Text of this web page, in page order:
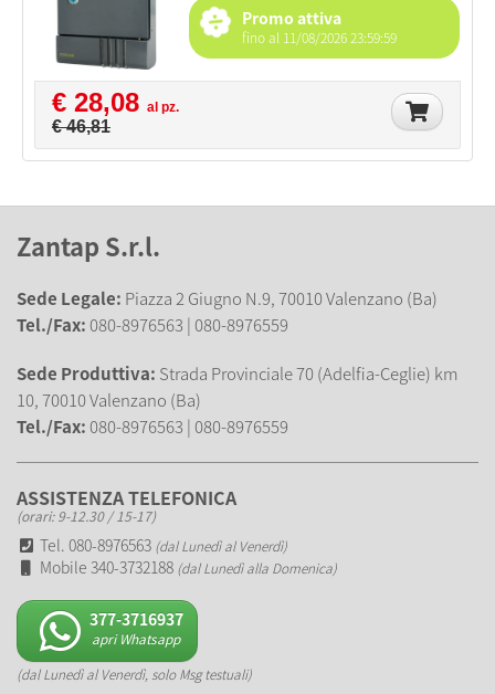
Promo attiva
fino al 11/08/2026 23:59:59
€ 28,08 al pz.
€ 46,81
Zantap S.r.l.
Sede Legale: Piazza 2 Giugno N.9, 70010 Valenzano (Ba)
Tel./Fax:080-8976563 | 080-8976559
Sede Produttiva: Strada Provinciale 70 (Adelfia-Ceglie) km
10, 70010 Valenzano (Ba)
Tel./Fax:080-8976563 | 080-8976559
ASSISTENZA TELEFONICA
(orari: 9-12.30 / 15-17)
Tel. 080-8976563 (dal Lunedì al Venerdì)
Mobile 340-3732188 (dal Lunedì alla Domenica)
377-3716937
apri Whatsapp
(dal Lunedì al Venerdì, solo Msg testuali)